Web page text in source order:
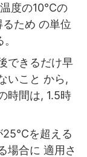
度の10°Cの
るため の単位
できるだけ早
いこと から,
時間は, 1.5時
を超える
場合に 適用さ